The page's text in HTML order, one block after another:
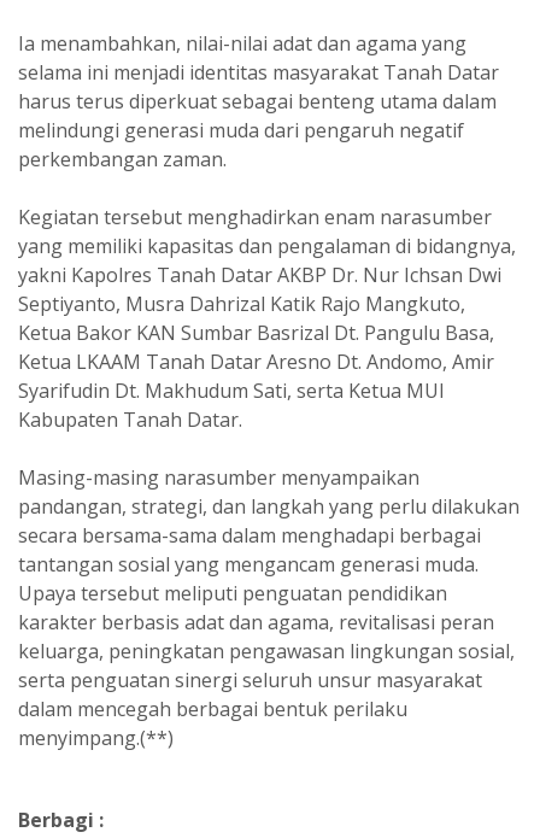
Ia menambahkan, nilai-nilai adat dan agama yang
selama ini menjadi identitas masyarakat Tanah Datar
harus terus diperkuat sebagai benteng utama dalam
melindungi generasi muda dari pengaruh negatif
perkembangan zaman.
Kegiatan tersebut menghadirkan enam narasumber
yang memiliki kapasitas dan pengalaman di bidangnya,
yakni Kapolres Tanah Datar AKBP Dr. Nur Ichsan Dwi
Septiyanto, Musra Dahrizal Katik Rajo Mangkuto,
Ketua Bakor KAN Sumbar Basrizal Dt. Pangulu Basa,
Ketua LKAAM Tanah Datar Aresno Dt. Andomo, Amir
Syarifudin Dt. Makhudum Sati, serta Ketua MUI
Kabupaten Tanah Datar.
Masing-masing narasumber menyampaikan
pandangan, strategi, dan langkah yang perlu dilakukan
secara bersama-sama dalam menghadapi berbagai
tantangan sosial yang mengancam generasi muda.
Upaya tersebut meliputi penguatan pendidikan
karakter berbasis adat dan agama, revitalisasi peran
keluarga, peningkatan pengawasan lingkungan sosial,
serta penguatan sinergi seluruh unsur masyarakat
dalam mencegah berbagai bentuk perilaku
menyimpang.(**)
Berbagi :